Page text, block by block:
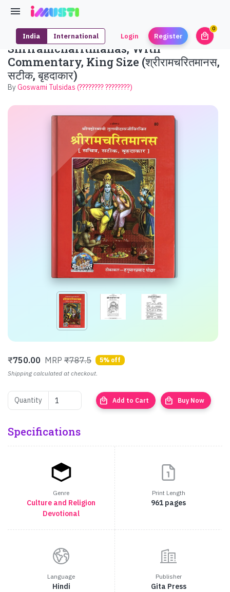
India International Login Register local_mall
0
Shriramcharitmanas, With
Commentary, King Size (श्रीरामचरितमानस,
सटीक, बृहदाकार)
ByGoswami Tulsidas (???????? ????????)
₹750.00 MRP ₹787.5
5% off
Shipping calculated at checkout.
Quantity local_mall Add to Cart local_mall Buy Now
Specifications
Genre
Culture and Religion
Devotional
Print Length
961 pages
Language
Hindi
Publisher
Gita Press